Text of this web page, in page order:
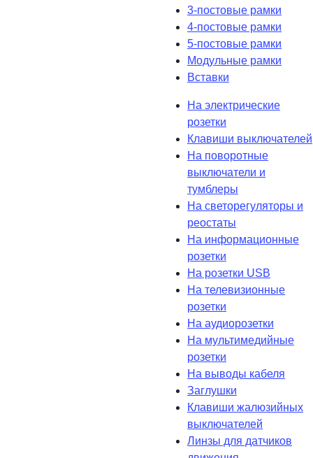
3-постовые рамки
4-постовые рамки
5-постовые рамки
Модульные рамки
Вставки
На электрические
розетки
Клавиши выключателей
На поворотные
выключатели и
тумблеры
На светорегуляторы и
реостаты
На информационные
розетки
На розетки USB
На телевизионные
розетки
На аудиорозетки
На мультимедийные
розетки
На выводы кабеля
Заглушки
Клавиши жалюзийных
выключателей
Линзы для датчиков